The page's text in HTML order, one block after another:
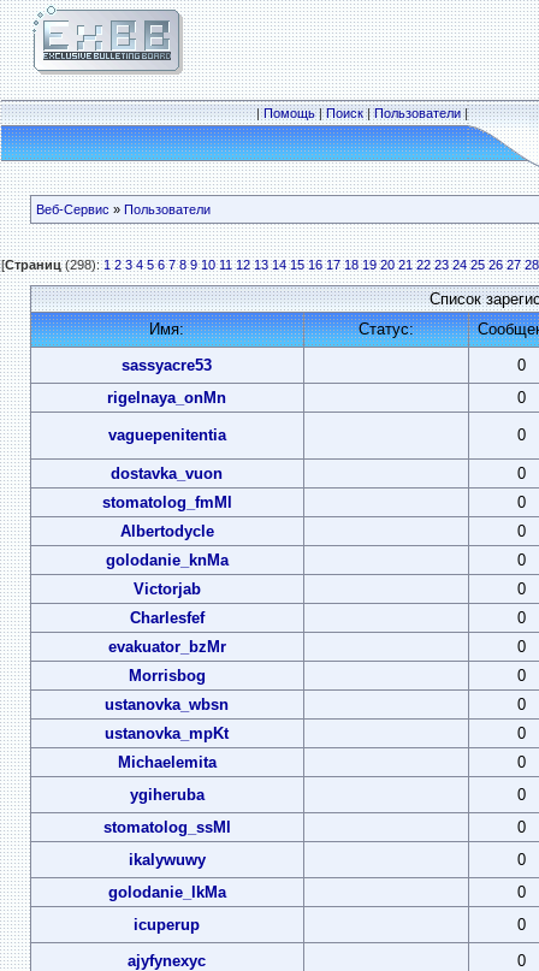
|Помощь|Поиск|Пользователи|
Веб-Сервис » Пользователи
[Страниц(298):1 2 3 4 5 6 7 8 9 10 11 12 13 14 15 16 17 18 19 20 21 22 23 24 25 26 27 28
Список
Имя:
Статус:
sassyacre53
0
rigelnaya_onMn
0
vaguepenitentia 0
dostavka_vuon
0
stomatolog_fmMl
0
Albertodycle
0
golodanie_knMa
0
Victorjab
0
Charlesfef
0
evakuator_bzMr
0
Morrisbog
0
ustanovka_wbsn
0
ustanovka_mpKt
0
Michaelemita
0
ygiheruba
0
stomatolog_ssMl
0
ikalywuwy
0
golodanie_lkMa
0
icuperup
0
ajyfynexyc
0